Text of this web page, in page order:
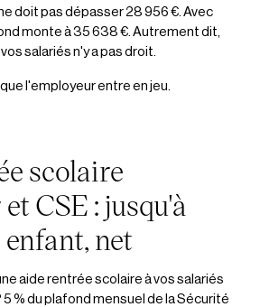
doit pas dépasser 28 956 €. Avec
monte à 35 638 €. Autrement dit,
salariés n'y a pas droit.
l'employeur entre en jeu.
scolaire
CSE : jusqu'à
net
aide rentrée scolaire à vos salariés
% du plafond mensuel de la Sécurité